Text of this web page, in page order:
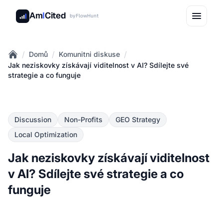
AmICited byFlowHunt
Home
/ Domů / Komunitni diskuse /
Jak neziskovky získávají viditelnost v AI? Sdílejte své
strategie a co funguje
Discussion Non-Profits
GEO Strategy
Local Optimization
Jak neziskovky získávají viditelnost
v AI? Sdílejte své strategie a co
funguje